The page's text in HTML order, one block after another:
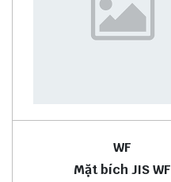
WF
Mặt bích JIS WF